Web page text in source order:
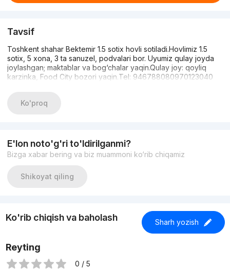
Tavsif
Toshkent shahar Bektemir 1.5 sotix hovli sotiladi.Hovlimiz 1.5
sotix, 5 xona, 3 ta sanuzel, podvalari bor. Uyumiz qulay joyda
joylashgan; maktablar va bog‘chalar yaqin.Qulay joy: qoyliq
karzinka, Food City bozori yaqin.Tel: 946788080970123040
Ko'proq
E'lon noto'g'ri to'ldirilganmi?
Bizga xabar bering va biz muammoni ko‘rib chiqamiz
Shikoyat qiling
Ko'rib chiqish va baholash Sharh yozish
Reyting
0 / 5